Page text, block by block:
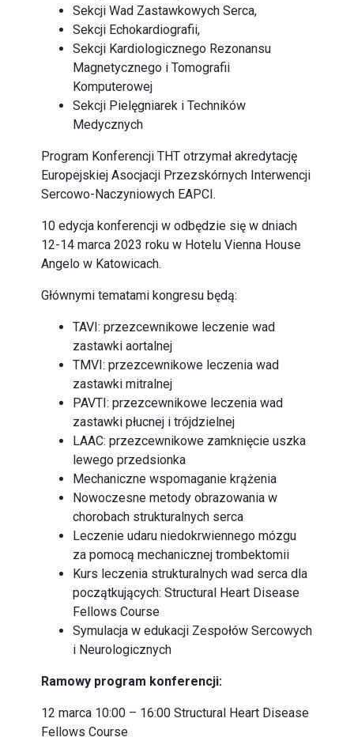
Sekcji Wad Zastawkowych Serca,
Sekcji Echokardiografii,
Sekcji Kardiologicznego Rezonansu
Magnetycznego i Tomografii
Komputerowej
Sekcji Pielęgniarek i Techników
Medycznych
Program Konferencji THT otrzymał akredytację
Europejskiej Asocjacji Przezskórnych Interwencji
Sercowo-Naczyniowych EAPCI.
10 edycja konferencji w odbędzie się w dniach
12-14 marca 2023 roku w Hotelu Vienna House
Angelo w Katowicach.
Głównymi tematami kongresu będą:
TAVI: przezcewnikowe leczenie wad
zastawki aortalnej
TMVI: przezcewnikowe leczenia wad
zastawki mitralnej
PAVTI: przezcewnikowe leczenia wad
zastawki płucnej i trójdzielnej
LAAC: przezcewnikowe zamknięcie uszka
lewego przedsionka
Mechaniczne wspomaganie krążenia
Nowoczesne metody obrazowania w
chorobach strukturalnych serca
Leczenie udaru niedokrwiennego mózgu
za pomocą mechanicznej trombektomii
Kurs leczenia strukturalnych wad serca dla
początkujących: Structural Heart Disease
Fellows Course
Symulacja w edukacji Zespołów Sercowych
i Neurologicznych
Ramowy program konferencji:
12 marca 10:00 – 16:00 Structural Heart Disease
Fellows Course